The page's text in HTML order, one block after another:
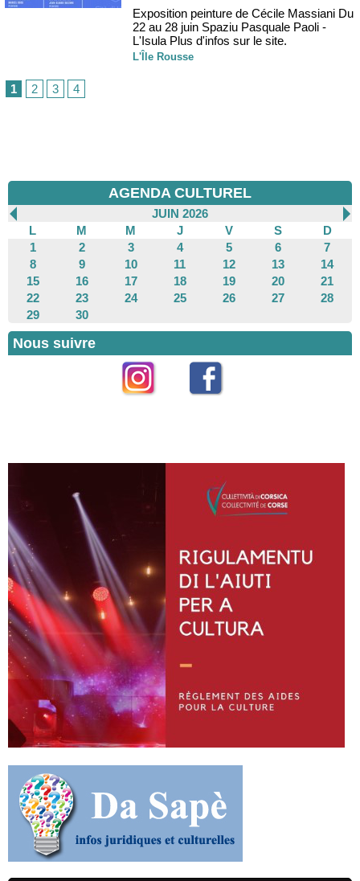
Exposition peinture de Cécile Massiani Du
22 au 28 juin Spaziu Pasquale Paoli -
L'Isula Plus d'infos sur le site.
L'Île Rousse
1 2 3 4
AGENDA CULTUREL
JUIN 2026
L
M M J V S
D
1
2 3 4 5 6
7
8
9 10 11 12 13
14
15
16 17 18 19 20
21
22
23 24 25 26 27
28
29
30
Nous suivre